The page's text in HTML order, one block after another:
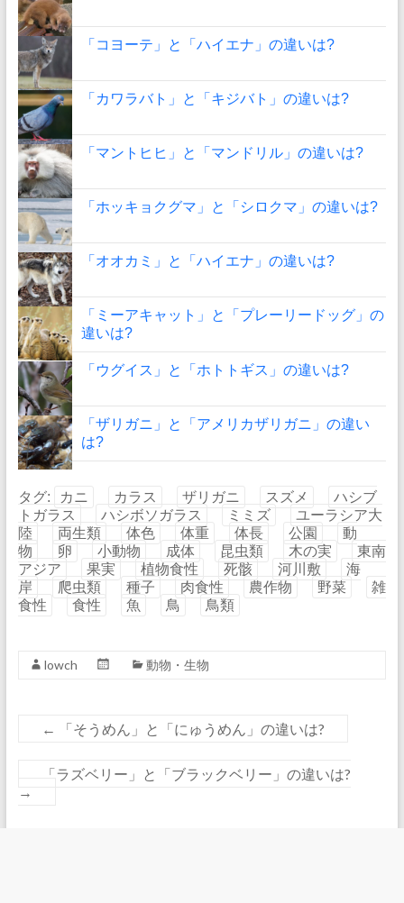
「コヨーテ」と「ハイエナ」の違いは?
「カワラバト」と「キジバト」の違いは?
「マントヒヒ」と「マンドリル」の違いは?
「ホッキョクグマ」と「シロクマ」の違いは?
「オオカミ」と「ハイエナ」の違いは?
「ミーアキャット」と「プレーリードッグ」の
違いは?
「ウグイス」と「ホトトギス」の違いは?
「ザリガニ」と「アメリカザリガニ」の違い
は?
タグ: カニ カラス ザリガニ スズメ
ハシブ
トガラス
ハシボソガラス ミミズ
ユーラシア大
陸
両生類 体色 体重 体長 公園
動
物
卵 小動物 成体 昆虫類 木の実
東南
アジア
果実 植物食性 死骸 河川敷
海
岸
爬虫類 種子 肉食性 農作物 野菜
雑
食性
食性 魚 鳥 鳥類
lowch 動物・生物
← 「そうめん」と「にゅうめん」の違いは?
「ラズベリー」と「ブラックベリー」の違いは?
→